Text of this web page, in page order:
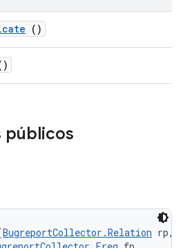
()
públicos
BugreportCollector.Relation rp,